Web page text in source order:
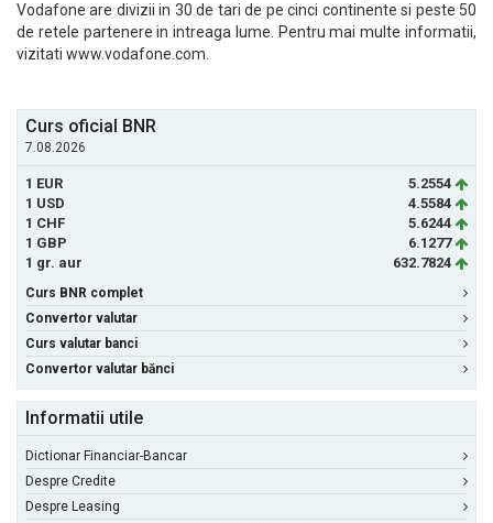
Vodafone are divizii in 30 de tari de pe cinci continente si peste 50
de retele partenere in intreaga lume. Pentru mai multe informatii,
vizitati www.vodafone.com.
Curs oficial BNR
7.08.2026
1 EUR
5.2554
1 USD
4.5584
1 CHF
5.6244
1 GBP
6.1277
1 gr. aur
632.7824
Curs BNR complet
Convertor valutar
Curs valutar banci
Convertor valutar bănci
Informatii utile
Dictionar Financiar-Bancar
Despre Credite
Despre Leasing